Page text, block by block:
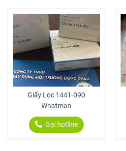
Giấy Lọc 1441-090
Whatman
Gọi hotline